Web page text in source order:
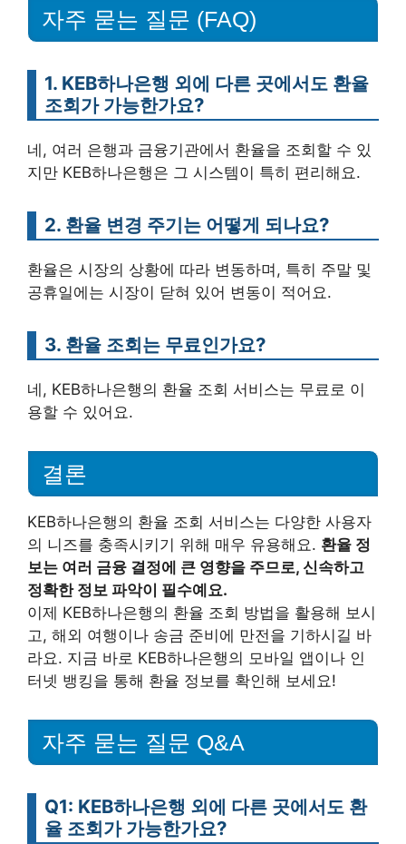
자주 묻는 질문 (FAQ)
1. KEB하나은행 외에 다른 곳에서도 환율
조회가 가능한가요?
네, 여러 은행과 금융기관에서 환율을 조회할 수 있
지만 KEB하나은행은 그 시스템이 특히 편리해요.
2. 환율 변경 주기는 어떻게 되나요?
환율은 시장의 상황에 따라 변동하며, 특히 주말 및
공휴일에는 시장이 닫혀 있어 변동이 적어요.
3. 환율 조회는 무료인가요?
네, KEB하나은행의 환율 조회 서비스는 무료로 이
용할 수 있어요.
결론
KEB하나은행의 환율 조회 서비스는 다양한 사용자
의 니즈를 충족시키기 위해 매우 유용해요. 환율 정
보는 여러 금융 결정에 큰 영향을 주므로, 신속하고
정확한 정보 파악이 필수예요.
이제 KEB하나은행의 환율 조회 방법을 활용해 보시
고, 해외 여행이나 송금 준비에 만전을 기하시길 바
라요. 지금 바로 KEB하나은행의 모바일 앱이나 인
터넷 뱅킹을 통해 환율 정보를 확인해 보세요!
자주 묻는 질문 Q&A
Q1: KEB하나은행 외에 다른 곳에서도 환
율 조회가 가능한가요?